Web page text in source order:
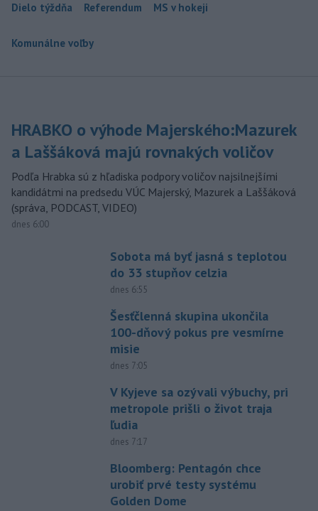
Dielo týždňa Referendum MS v hokeji
Komunálne voľby
HRABKO o výhode Majerského:Mazurek
a Laššáková majú rovnakých voličov
Podľa Hrabka sú z hľadiska podpory voličov najsilnejšími
kandidátmi na predsedu VÚC Majerský, Mazurek a Laššáková
(správa, PODCAST, VIDEO)
dnes 6:00
Sobota má byť jasná s teplotou
do 33 stupňov celzia
dnes 6:55
Šesťčlenná skupina ukončila
100-dňový pokus pre vesmírne
misie
dnes 7:05
V Kyjeve sa ozývali výbuchy, pri
metropole prišli o život traja
ľudia
dnes 7:17
Bloomberg: Pentagón chce
urobiť prvé testy systému
Golden Dome